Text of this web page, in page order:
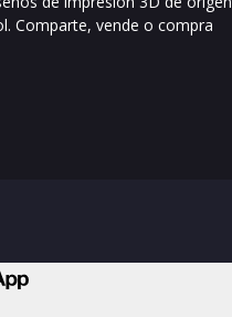
Comparte, vende o compra